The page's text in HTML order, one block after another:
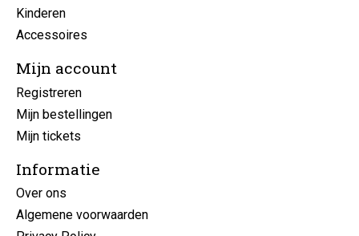
Kinderen
Accessoires
Mijn account
Registreren
Mijn bestellingen
Mijn tickets
Informatie
Over ons
Algemene voorwaarden